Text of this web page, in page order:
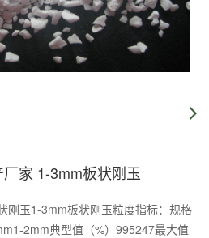
家 1-3mm板状刚玉
刚玉1-3mm板状刚玉粒度指标：规格
2mm典型值（%）995247最大值